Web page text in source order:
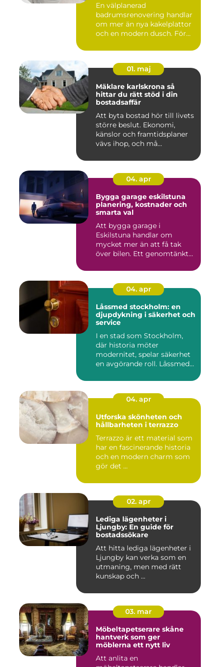
En välplanerad
badrumsrenovering handlar
om mer än nya kakelplattor
och en modern dusch. För
01. maj
Mäklare karlskrona så
hittar du rätt stöd i din
bostadsaffär
Att byta bostad hör till livets
större beslut. Ekonomi,
känslor och framtidsplaner
vävs ihop, och må...
04. apr
Bygga garage eskilstuna
planering, kostnader och
smarta val
Att bygga garage i
Eskilstuna handlar om
mycket mer än att få tak
över bilen. Ett genomtänkt
04. apr
Låssmed stockholm: en
djupdykning i säkerhet och
service
I en stad som Stockholm,
där historia möter
modernitet, spelar säkerhet
en avgörande roll. Låssmed
04. apr
Utforska skönheten och
hållbarheten i terrazzo
Terrazzo är ett material som
har en fascinerande historia
och en modern charm som
gör det ...
02. apr
Lediga lägenheter i
Ljungby: En guide för
bostadssökare
Att hitta lediga lägenheter i
Ljungby kan verka som en
utmaning, men med rätt
kunskap och ...
03. mar
Möbeltapetserare skåne
hantverk som ger
möblerna ett nytt liv
Att anlita en